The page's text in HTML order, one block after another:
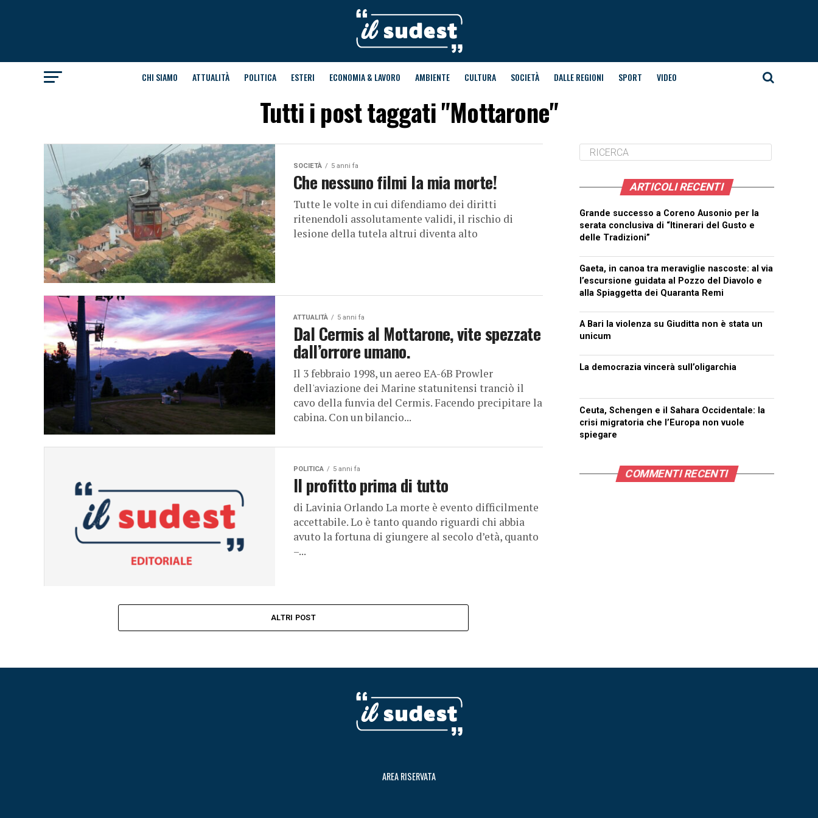
CHI SIAMO ATTUALITÀ POLITICA ESTERI ECONOMIA & LAVORO AMBIENTE CULTURA SOCIETÀ DALLE REGIONI SPORT VIDEO
Tutti i post taggati "Mottarone"
SOCIETÀ 5 anni fa
Che nessuno filmi la mia morte!
Tutte le volte in cui difendiamo dei diritti
ritenendoli assolutamente validi, il rischio di
lesione della tutela altrui diventa alto
ATTUALITÀ 5 anni fa
Dal Cermis al Mottarone, vite spezzate
dall’orrore umano.
Il 3 febbraio 1998, un aereo EA-6B Prowler
dell'aviazione dei Marine statunitensi tranciò il
cavo della funvia del Cermis. Facendo precipitare la
cabina. Con un bilancio...
POLITICA 5 anni fa
Il profitto prima di tutto
di Lavinia Orlando La morte è evento difficilmente
accettabile. Lo è tanto quando riguardi chi abbia
avuto la fortuna di giungere al secolo d’età, quanto
–...
ALTRI POST
ARTICOLI RECENTI
Grande successo a Coreno Ausonio per la
serata conclusiva di “Itinerari del Gusto e
delle Tradizioni”
Gaeta, in canoa tra meraviglie nascoste: al via
l’escursione guidata al Pozzo del Diavolo e
alla Spiaggetta dei Quaranta Remi
A Bari la violenza su Giuditta non è stata un
unicum
La democrazia vincerà sull’oligarchia
Ceuta, Schengen e il Sahara Occidentale: la
crisi migratoria che l’Europa non vuole
spiegare
COMMENTI RECENTI
AREA RISERVATA